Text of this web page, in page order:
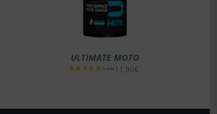
ULTIMATE MOTO
11,90€